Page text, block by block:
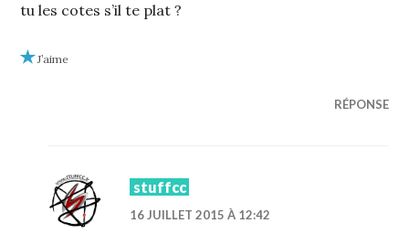
tu les cotes s’il te plat ?
J’aime
RÉPONSE
stuffcc
16 JUILLET 2015 À 12:42